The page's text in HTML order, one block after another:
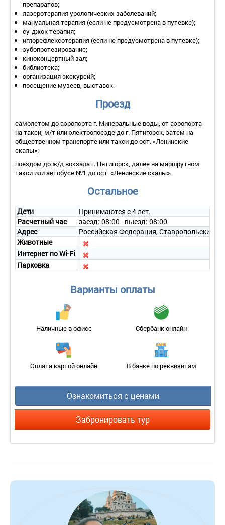
2-местный 2-комнатный «Люкс»(площадь – 23,2 кв. м.)
оформлен в бежевой гамме, есть выход на балкон.
Номер состоит из спальни и гостиной.
В номере: одна 2-спальная кровать, прикроватные тумбочки в
спальне, диван и кресла в гостиной, шкаф, журнальный столик,
телевизор, холодильник, санузел с душем, ванной.
препаратов;
лазеротерапия урологических заболеваний;
мануальная терапия (если не предусмотрена в путевке);
су-джок терапия;
иглорефлексотерапия (если не предусмотрена в путевке);
зубопротезирование;
киноконцертный зал;
библиотека;
организация экскурсий;
посещение музеев, выставок.
Проезд
самолетом до аэропорта г. Минеральные воды, от аэропорта
на такси, м/т или электропоезде до г. Пятигорск, затем на
общественном транспорте или такси до ост. «Ленинские
скалы»;
поездом до ж/д вокзала г. Пятигорск, далее на маршрутном
такси или автобусе №1 до ост. «Ленинские скалы».
Остальное
Дети
Принимаются с 4 лет.
Расчетный час
заезд: 08:00 - выезд: 08:00
Адрес
Российская Федерация, Ставропольский
Животные
Интернет по Wi-Fi
Парковка
Варианты оплаты
Наличные в офисе Сбербанк онлайн
Оплата картой онлайн В банке по реквизитам
Ознакомиться с ценами
Забронировать тур